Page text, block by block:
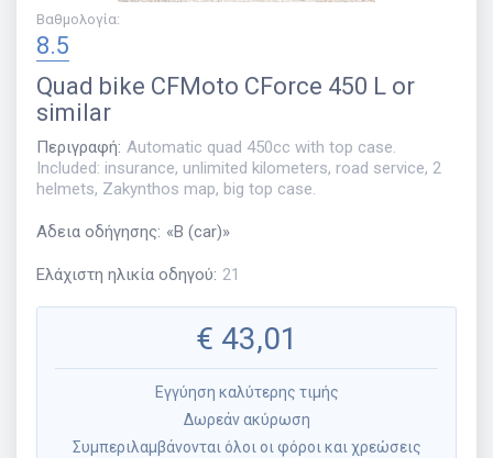
Βαθμολογία:
8.5
Quad bike CFMoto CForce 450 L or
similar
Περιγραφή: Automatic quad 450cc with top case.
Included: insurance, unlimited kilometers, road service, 2
helmets, Zakynthos map, big top case.
Αδεια οδήγησης: «B (car)»
Ελάχιστη ηλικία οδηγού: 21
€ 43,01
Εγγύηση καλύτερης τιμής
Δωρεάν ακύρωση
Συμπεριλαμβάνονται όλοι οι φόροι και χρεώσεις